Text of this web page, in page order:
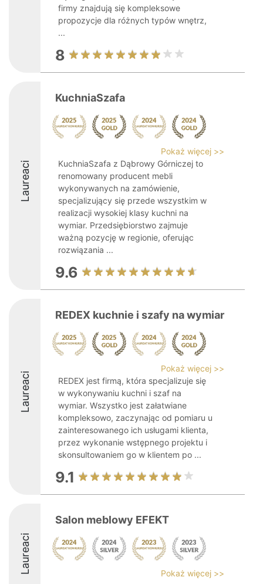
firmy znajdują się kompleksowe
propozycje dla różnych typów wnętrz,
...
8
Laureaci
KuchniaSzafa
Pokaż więcej >>
KuchniaSzafa z Dąbrowy Górniczej to
renomowany producent mebli
wykonywanych na zamówienie,
specjalizujący się przede wszystkim w
realizacji wysokiej klasy kuchni na
wymiar. Przedsiębiorstwo zajmuje
ważną pozycję w regionie, oferując
rozwiązania ...
9.6
Laureaci
REDEX kuchnie i szafy na wymiar
Pokaż więcej >>
REDEX jest firmą, która specjalizuje się
w wykonywaniu kuchni i szaf na
wymiar. Wszystko jest załatwiane
kompleksowo, zaczynając od pomiaru u
zainteresowanego ich usługami klienta,
przez wykonanie wstępnego projektu i
skonsultowaniem go w klientem po ...
9.1
Laureaci
Salon meblowy EFEKT
Pokaż więcej >>